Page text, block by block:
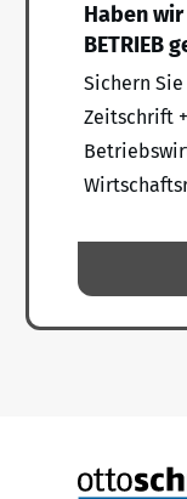
Haben
BETRIEB
Sichern Sie
Zeitschrift